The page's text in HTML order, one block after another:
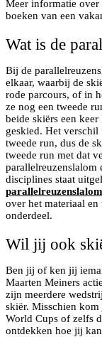
Meer informatie
boeken van een
Wat is de
Bij de
elkaar, waarbij de
rode parcours, of in
ze nog een tweede
beide skiërs een
geskied. Het verschil
tweede run, dus de
tweede run met dat
parallelreuzenslalom
disciplines staat
parallelreuzenslalom
over het materiaal
onderdeel.
Wil jij ook
Ben jij of ken jij
Maarten Meiners
zijn meerdere
skiër. Misschien
World Cups of zelfs
ontdekken hoe jij